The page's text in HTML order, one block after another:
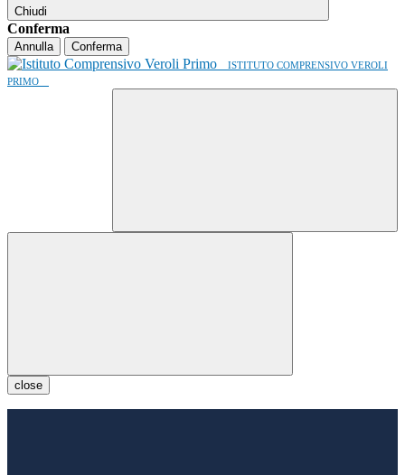
Chiudi
Conferma
Annulla Conferma
ISTITUTO COMPRENSIVO VEROLI
PRIMO
close